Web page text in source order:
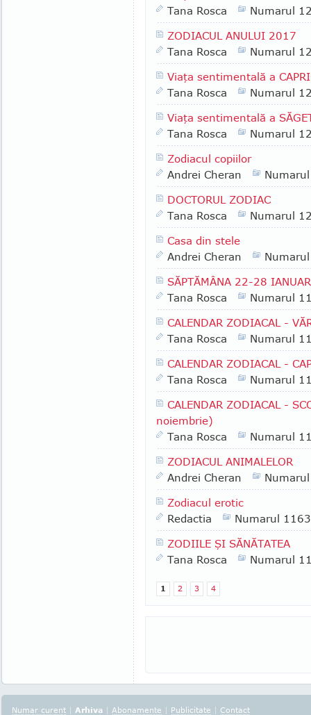
Tana Rosca
Numarul
ZODIACUL ANULUI 2017
Tana Rosca
Numarul
Viaţa sentimentală a
Tana Rosca
Numarul
Viaţa sentimentală a
Tana Rosca
Numarul
Zodiacul copiilor
Andrei Cheran
DOCTORUL ZODIAC
Tana Rosca
Numarul
Casa din stele
Andrei Cheran
SĂPTĂMÂNA 22-28
Tana Rosca
Numarul
CALENDAR ZODIACAL -
Tana Rosca
Numarul
CALENDAR ZODIACAL -
Tana Rosca
Numarul
CALENDAR ZODIACAL -
noiembrie)
Tana Rosca
Numarul
ZODIACUL ANIMALELOR
Andrei Cheran
Zodiacul erotic
Redactia
Numarul 1163
ZODIILE ŞI SĂNĂTATEA
Tana Rosca
Numarul
1 2 3 4
Numar curent | Arhiva | Abonamente | Publicitate | Contact